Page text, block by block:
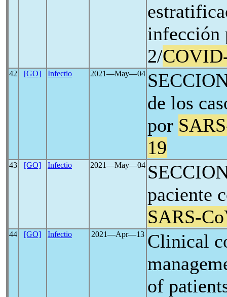
2/
42 [GO] Infectio 2021―May―04
de los
por
19
43 [GO] Infectio 2021―May―04
paciente
SARS-
44 [GO] Infectio 2021―Apr―13 Clinical
of